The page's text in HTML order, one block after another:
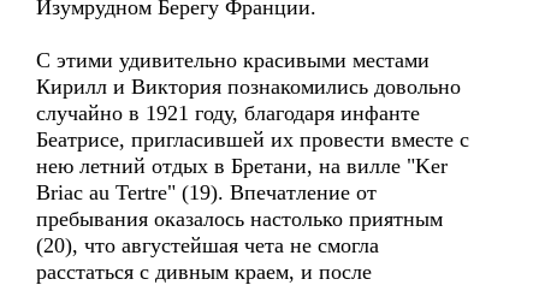
Изумрудном Берегу Франции.
С этими удивительно красивыми местами
Кирилл и Виктория познакомились довольно
случайно в 1921 году, благодаря инфанте
Беатрисе, пригласившей их провести вместе с
нею летний отдых в Бретани, на вилле "Ker
Briac au Tertre" (19). Впечатление от
пребывания оказалось настолько приятным
(20), что августейшая чета не смогла
расстаться с дивным краем, и после